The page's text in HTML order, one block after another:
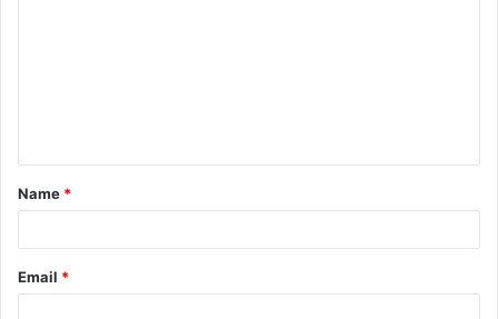
Name *
Email *